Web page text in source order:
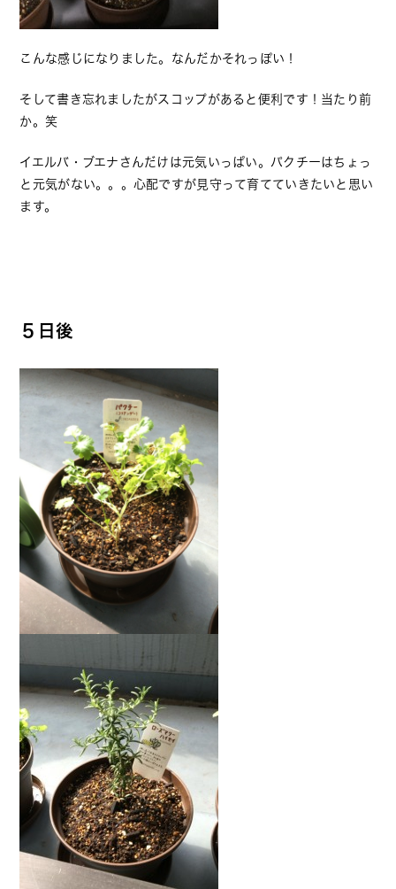
こんな感じになりました。なんだかそれっぽい！
そして書き忘れましたがスコップがあると便利です！当たり前
か。笑
イエルバ・ブエナさんだけは元気いっぱい。パクチーはちょっ
と元気がない。。。心配ですが見守って育てていきたいと思い
ます。
５日後